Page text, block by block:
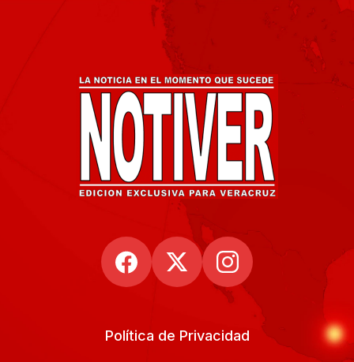
Política de Privacidad